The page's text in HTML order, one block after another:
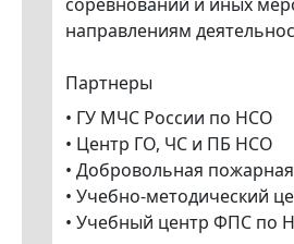
направлениям
Партнеры
• ГУ МЧС России по НСО
• Центр ГО, ЧС и ПБ НСО
• Добровольная
• Учебно-методический
• Учебный центр ФПС по